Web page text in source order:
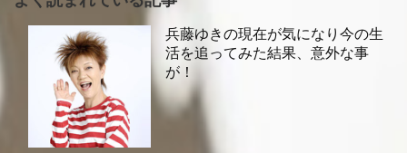
兵藤ゆきの現在が気になり今の生
活を追ってみた結果、意外な事
が！